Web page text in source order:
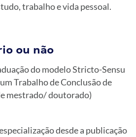
trabalho e vida pessoal.
ou não
do modelo Stricto-Sensu
Trabalho de Conclusão de
mestrado/ doutorado)
desde a publicação